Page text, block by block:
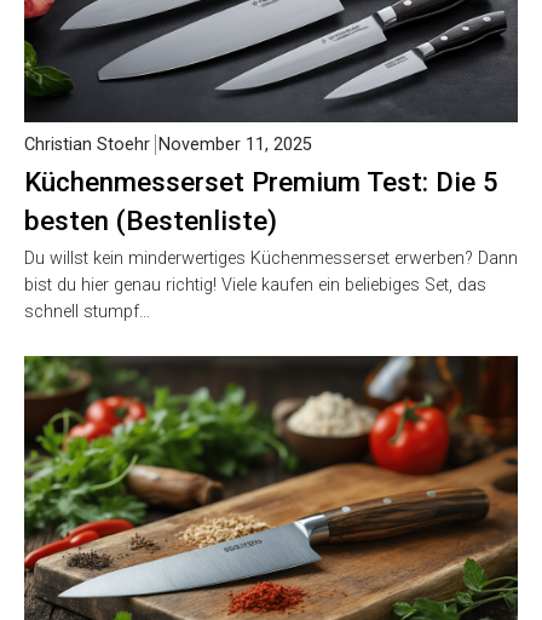
Küchenmesserset Premium Test: Die 5
besten (Bestenliste)
Christian Stoehr November 11, 2025
Du willst kein minderwertiges Küchenmesserset erwerben? Dann
bist du hier genau richtig! Viele kaufen ein beliebiges Set, das
schnell stumpf…